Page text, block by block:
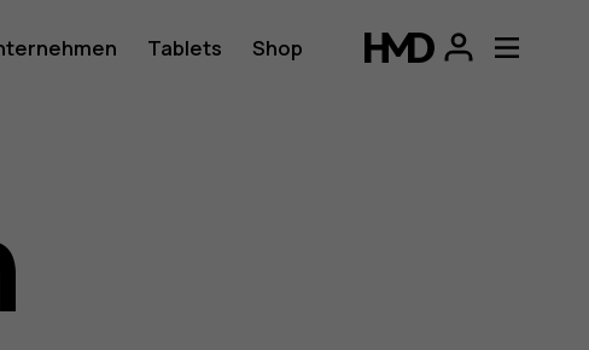
Tablets Shop